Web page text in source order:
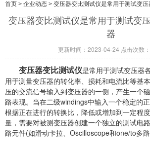
首页 > 企业动态 > 变压器变比测试仪是常用于测试变
变压器变比测试仪是常用于测试变
器
更新时间：2023-04-24 点击次数
变压器变比测试仪是常用于测试变压器
用于测量变压器的转化率、损耗和电流比等基
压的交流信号输入到变压器的一侧，产生一个
路表现。当在二级windings中输入一个稳定的
根据正在进行的转换比，降低或增加到一定程
量，需要对被测变压器创建一个独立的测试电
路元件(如滑动卡拉、Oscilloscope和one/to多路